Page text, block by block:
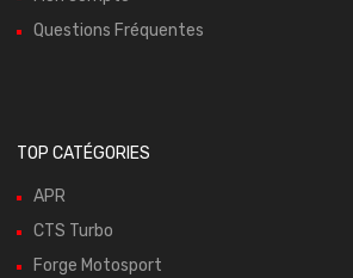
Questions Fréquentes
TOP CATÉGORIES
APR
CTS Turbo
Forge Motosport